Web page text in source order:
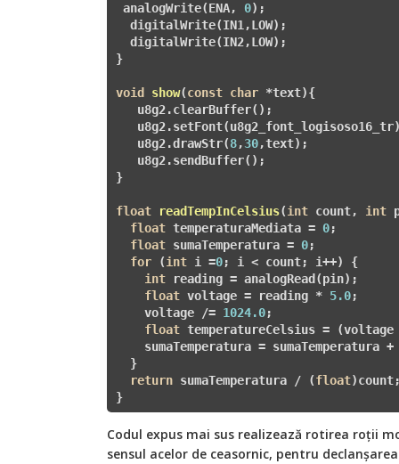
analogWrite(ENA, 0);
  digitalWrite(IN1,LOW);
  digitalWrite(IN2,LOW);
}
void show(const char *text){
   u8g2.clearBuffer();
   u8g2.drawStr(
8,30,text);
   u8g2.sendBuffer();
}
float readTempInCelsius(int count, int
float temperaturaMediata = 0;
float sumaTemperatura = 0;
for (int i =0; i < count; i++) {
int reading = analogRead(pin);
float voltage = reading * 5.0;
    voltage /=
1024.0;
float temperatureCelsius =
sumaTemperatura = sumaTemperatura
  }
return sumaTemperatura / (float
}
Codul expus mai sus realizează rotirea roții
sensul acelor de ceasornic, pentru